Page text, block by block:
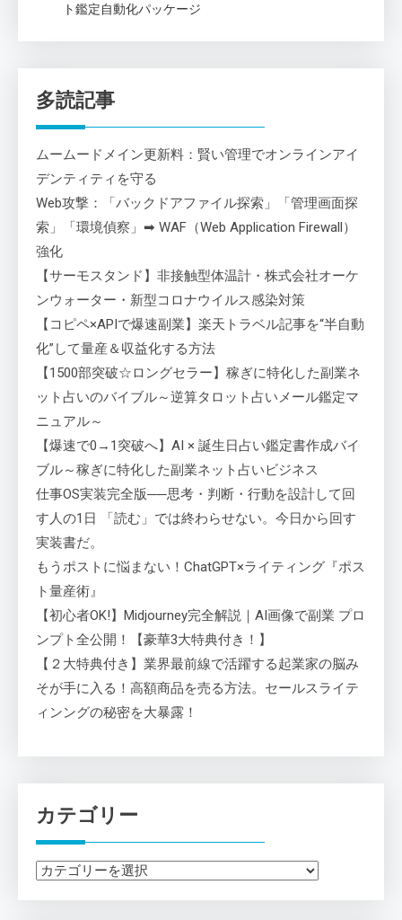
ト鑑定自動化パッケージ
多読記事
ムームードメイン更新料：賢い管理でオンラインアイ
デンティティを守る
Web攻撃：「バックドアファイル探索」「管理画面探
索」「環境偵察」➡ WAF（Web Application Firewall）
強化
【サーモスタンド】非接触型体温計・株式会社オーケ
ンウォーター・新型コロナウイルス感染対策
【コピペ×APIで爆速副業】楽天トラベル記事を“半自動
化”して量産＆収益化する方法
【1500部突破☆ロングセラー】稼ぎに特化した副業ネ
ット占いのバイブル～逆算タロット占いメール鑑定マ
ニュアル～
【爆速で0→1突破へ】AI × 誕生日占い鑑定書作成バイ
ブル～稼ぎに特化した副業ネット占いビジネス
仕事OS実装完全版──思考・判断・行動を設計して回
す人の1日 「読む」では終わらせない。今日から回す
実装書だ。
もうポストに悩まない！ChatGPT×ライティング『ポス
ト量産術』
【初心者OK!】Midjourney完全解説｜AI画像で副業 プロ
ンプト全公開！【豪華3大特典付き！】
【２大特典付き】業界最前線で活躍する起業家の脳み
そが手に入る！高額商品を売る方法。セールスライテ
ィンングの秘密を大暴露！
カテゴリー
カ